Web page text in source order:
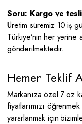
Soru: Kargo ve
Üretim süremiz 10 iş
Türkiye’nin her yerine
gönderilmektedir.
Hemen Teklif
Markanıza özel 7 oz
fiyatlarımızı
yararlanmak için